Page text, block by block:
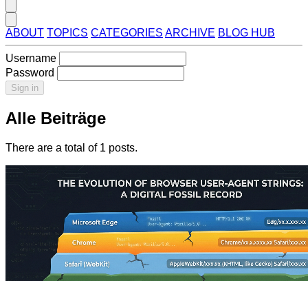
ABOUT TOPICS CATEGORIES ARCHIVE BLOG HUB
Username
Password
Sign in
Alle Beiträge
There are a total of 1 posts.